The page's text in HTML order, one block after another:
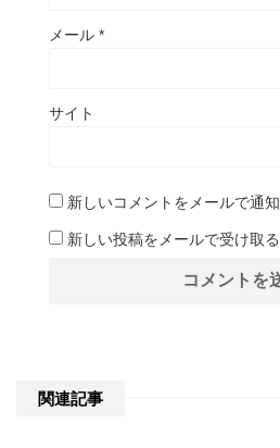
メール *
サイト
新しいコメントをメールで通知
新しい投稿をメールで受け取る
関連記事